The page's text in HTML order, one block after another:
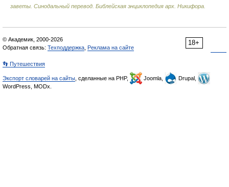
заветы. Синодальный перевод. Библейская энциклопедия арх. Никифора.
18+
© Академик, 2000-2026
Обратная связь: Техподдержка Реклама на сайте
👣 Путешествия
Экспорт словарей на сайты , сделанные на PHP, Joomla,
Drupal,
WordPress, MODx.